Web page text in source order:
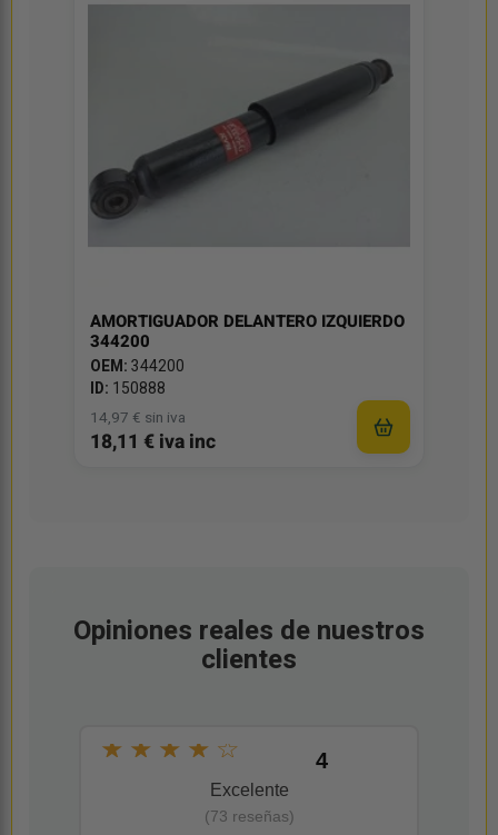
AMORTIGUADOR DELANTERO IZQUIERDO
344200
OEM: 344200
ID: 150888
14,97 € sin iva
18,11 € iva inc
Opiniones reales de nuestros
clientes
★ ★ ★ ★ ☆ 4
Excelente
(73 reseñas)